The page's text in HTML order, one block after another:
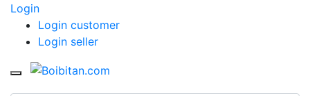
Login
Login customer
Login seller